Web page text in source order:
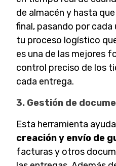
de almacén y hasta
final, pasando por cada
tu proceso logístico
es una de las mejores
control preciso de los
cada entrega.
3. Gestión de
Esta herramienta
creación y envío de
facturas y otros